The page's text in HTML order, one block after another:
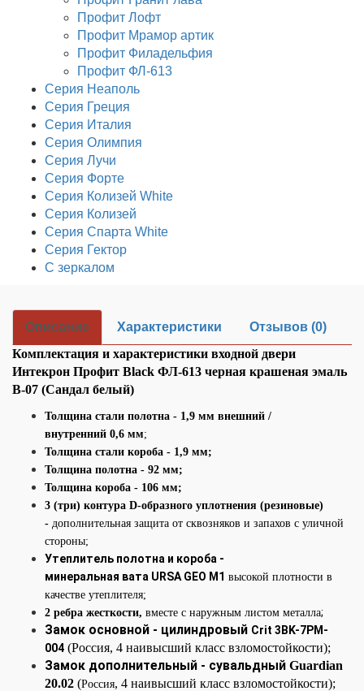
Профит Лофт
Профит Мрамор артик
Профит Филадельфия
Профит ФЛ-613
Серия Неаполь
Серия Греция
Серия Италия
Серия Олимпия
Серия Лучи
Серия Форте
Серия Колизей White
Серия Колизей
Серия Спарта White
Серия Гектор
С зеркалом
Описание Характеристики
Отзывов (0)
Комплектация и характеристики входной двери
Интекрон Профит Black ФЛ-613 черная крашеная эмаль
В-07 (Сандал белый)
Толщина стали полотна - 1,9 мм внешний /
внутренний 0,6 мм;
Толщина стали короба - 1,9 мм;
Толщина полотна - 92 мм;
Толщина короба - 106 мм;
3 (три) контура D-образного уплотнения (резиновые)
- дополнительная защита от сквозняков и запахов с уличной
стороны;
Утеплитель полотна и короба -
минеральная вата URSA GEO М1 высокой плотности в
качестве утеплителя;
2 ребра жесткости, вместе с наружным листом металла;
Замок основной - цилиндровый Crit 3BK-7PM-
004 (Россия, 4 наивысший класс взломостойкости);
Замок дополнительный - сувальдный Guardian
20.02 (Россия, 4 наивысший класс взломостойкости);